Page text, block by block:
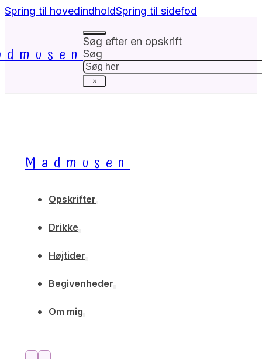
Spring til hovedindholdSpring til sidefod
Søg efter en opskrift
Søg
×
Madmusen
Opskrifter
Drikke
Højtider
Begivenheder
Om mig